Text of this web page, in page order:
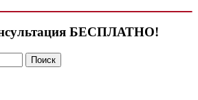
БЕСПЛАТНО!